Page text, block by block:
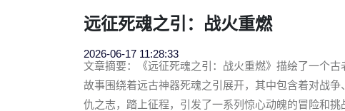
远征死魂之引：战火重燃
2026-06-17 11:28:33
文章摘要：《远征死魂之引：战火重燃》描绘了一个
故事围绕着远古神器死魂之引展开，其中包含着对战
仇之志，踏上征程，引发了一系列惊心动魄的冒险和